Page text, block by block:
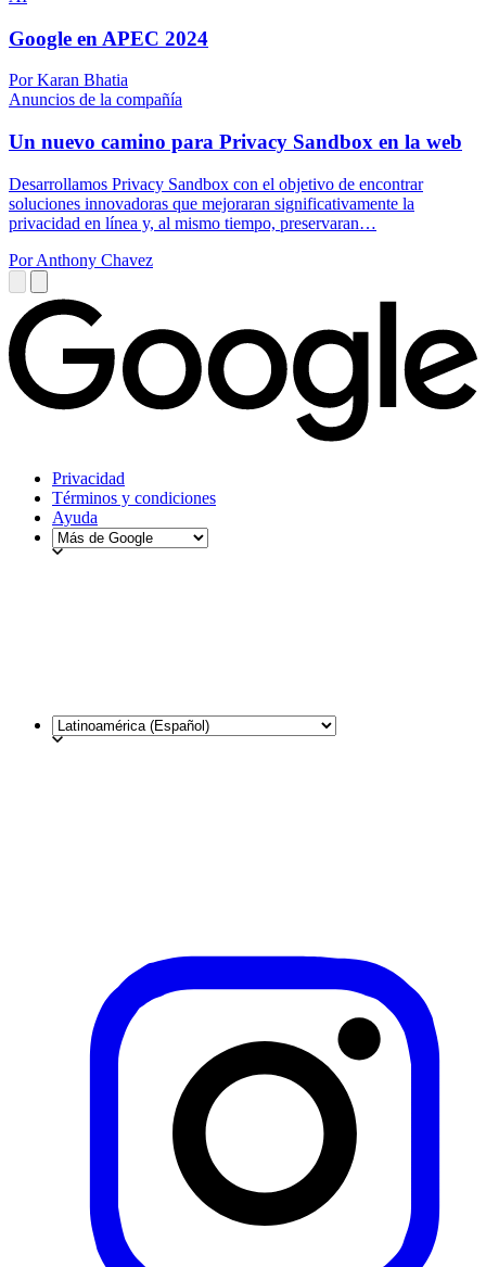
Google en APEC 2024
Por Karan Bhatia
Anuncios de la compañía
Un nuevo camino para Privacy Sandbox en la web
Desarrollamos Privacy Sandbox con el objetivo de encontrar
soluciones innovadoras que mejoraran significativamente la
privacidad en línea y, al mismo tiempo, preservaran…
Por Anthony Chavez
Privacidad
Términos y condiciones
Ayuda